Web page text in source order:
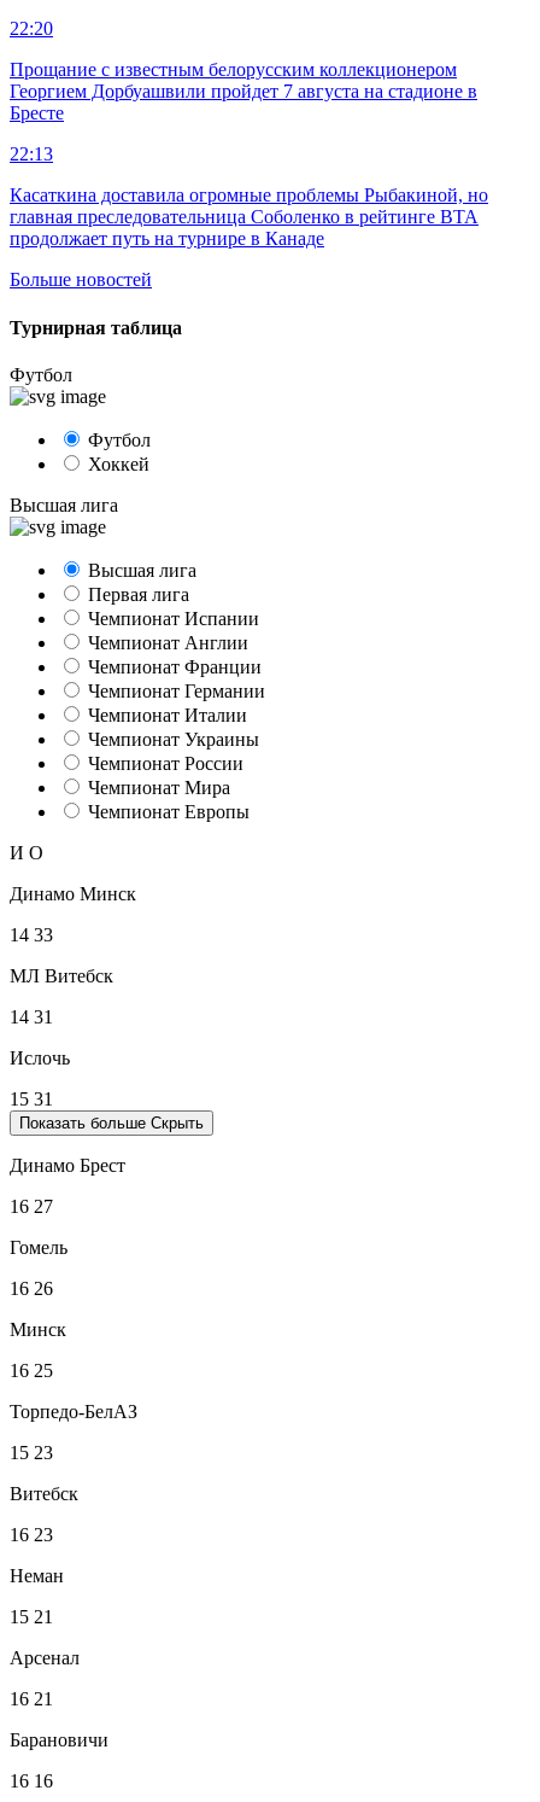
22:20
Прощание с известным белорусским коллекционером
Георгием Дорбуашвили пройдет 7 августа на стадионе в
Бресте
22:13
Касаткина доставила огромные проблемы Рыбакиной, но
главная преследовательница Соболенко в рейтинге ВТА
продолжает путь на турнире в Канаде
Больше новостей
Турнирная таблица
Футбол
Футбол
Хоккей
Высшая лига
Высшая лига
Первая лига
Чемпионат Испании
Чемпионат Англии
Чемпионат Франции
Чемпионат Германии
Чемпионат Италии
Чемпионат Украины
Чемпионат России
Чемпионат Мира
Чемпионат Европы
И О
Динамо Минск
14 33
МЛ Витебск
14 31
Ислочь
15 31
Показать больше Скрыть
Динамо Брест
16 27
Гомель
16 26
Минск
16 25
Торпедо-БелАЗ
15 23
Витебск
16 23
Неман
15 21
Арсенал
16 21
Барановичи
16 16